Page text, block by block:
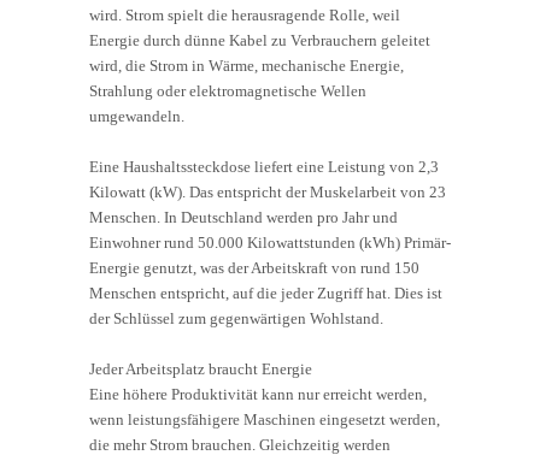
wird. Strom spielt die herausragende Rolle, weil
Energie durch dünne Kabel zu Verbrauchern geleitet
wird, die Strom in Wärme, mechanische Energie,
Strahlung oder elektromagnetische Wellen
umgewandeln.
Eine Haushaltssteckdose liefert eine Leistung von 2,3
Kilowatt (kW). Das entspricht der Muskelarbeit von 23
Menschen. In Deutschland werden pro Jahr und
Einwohner rund 50.000 Kilowattstunden (kWh) Primär-
Energie genutzt, was der Arbeitskraft von rund 150
Menschen entspricht, auf die jeder Zugriff hat. Dies ist
der Schlüssel zum gegenwärtigen Wohlstand.
Jeder Arbeitsplatz braucht Energie
Eine höhere Produktivität kann nur erreicht werden,
wenn leistungsfähigere Maschinen eingesetzt werden,
die mehr Strom brauchen. Gleichzeitig werden